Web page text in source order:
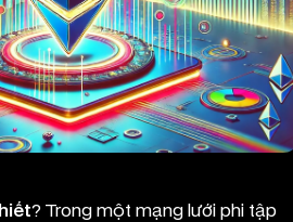
? Trong một mạng lưới phi tập